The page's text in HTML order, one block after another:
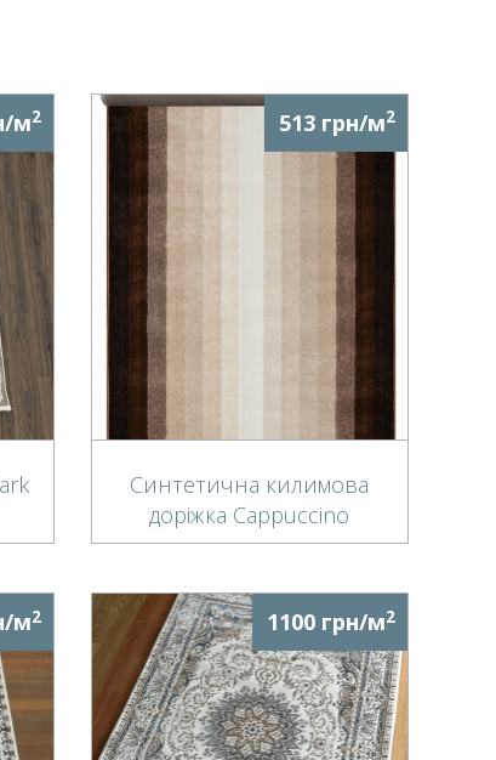
м2 513 грн/м2
Синтетична килимова
доріжка Cappuccino
16031/130
м2 1100 грн/м2